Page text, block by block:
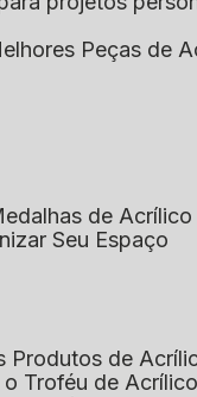
Peças de
de
Seu Espaço
Produtos de
o Troféu de